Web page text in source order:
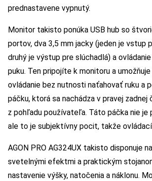
prednastavene vypnutý.
Monitor takisto ponúka USB hub so
portov, dva 3,5 mm jacky (jeden je vstup
druhý je výstup pre slúchadlá) a
puku. Ten pripojíte k monitoru a
ovládanie bez nutnosti naťahovať ruku a
páčku, ktorá sa nachádza v pravej
z pohľadu používateľa. Táto páčka nie je
ale to je subjektívny pocit, takže
AGON PRO AG324UX takisto disponuje
svetelnými efektmi a praktickým
nastavenie výšky, natočenia a náklonu.